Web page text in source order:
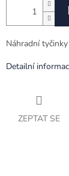
Náhradní
Detailní
ZEPTAT SE